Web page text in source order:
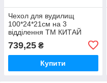
Чехол для вудилищ
100*24*21см на 3
відділення ТМ КИТАЙ
739,25 ₴
Купити